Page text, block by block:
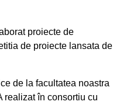
proiecte de
de proiecte lansata de
de la facultatea noastra
realizat în consortiu cu